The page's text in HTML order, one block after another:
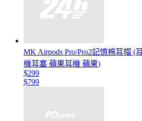
MK Airpods Pro/Pro2記憶棉耳帽 (
機耳塞 蘋果耳機 蘋果)
$299
$799